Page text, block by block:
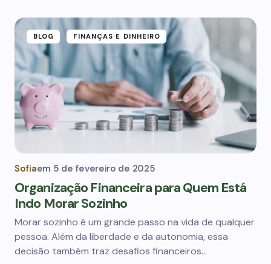
BLOG FINANÇAS E DINHEIRO
Sofiaem 5 de fevereiro de 2025
Organização Financeira para Quem Está
Indo Morar Sozinho
Morar sozinho é um grande passo na vida de qualquer
pessoa. Além da liberdade e da autonomia, essa
decisão também traz desafios financeiros…